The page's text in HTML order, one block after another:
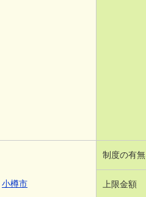
小樽市
制度の有無
上限金額